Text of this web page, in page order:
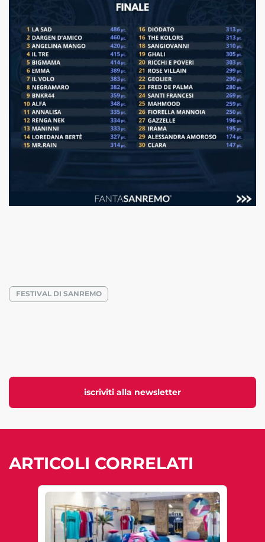
iscriviti alla newsletter
FESTIVAL DI SANREMO
ARTICOLI CORRELATI